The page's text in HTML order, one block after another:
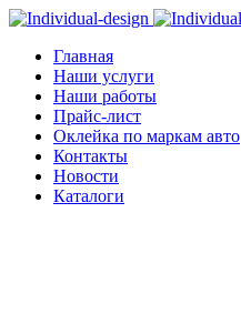
Главная
Наши услуги
Наши работы
Прайс-лист
Оклейка по маркам авто
Контакты
Новости
Каталоги